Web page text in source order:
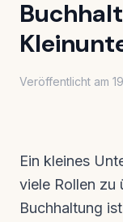
Veröffentlicht am
Ein kleines
viele Rollen zu
Buchhaltung